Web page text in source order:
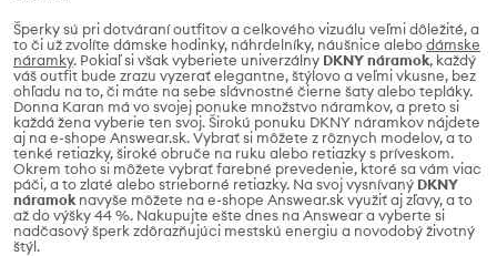
Šperky sú pri dotváraní outfitov a celkového vizuálu veľmi dôležité, a
to či už zvolíte dámske hodinky, náhrdelníky, náušnice alebodámske
náramky. Pokiaľ si však vyberiete univerzálny DKNY náramok, každý
váš outfit bude zrazu vyzerať elegantne, štýlovo a veľmi vkusne, bez
ohľadu na to, či máte na sebe slávnostné čierne šaty alebo tepláky.
Donna Karan má vo svojej ponuke množstvo náramkov, a preto si
každá žena vyberie ten svoj. Širokú ponuku DKNY náramkov nájdete
aj na e-shope Answear.sk. Vybrať si môžete z rôznych modelov, a to
tenké retiazky, široké obruče na ruku alebo retiazky s príveskom.
Okrem toho si môžete vybrať farebné prevedenie, ktoré sa vám viac
páči, a to zlaté alebo strieborné retiazky. Na svoj vysnívaný DKNY
náramok navyše môžete na e-shope Answear.sk využiť aj zľavy, a to
až do výšky 44 %. Nakupujte ešte dnes na Answear a vyberte si
nadčasový šperk zdôrazňujúci mestskú energiu a novodobý životný
štýl.